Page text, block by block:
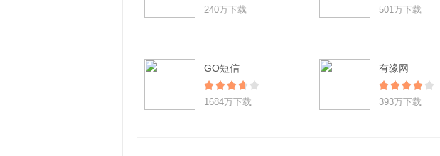
240万下载 501万下载
GO短信
1684万下载
有缘网
393万下载